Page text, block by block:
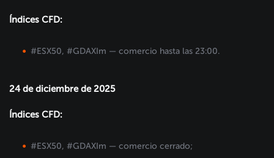
Índices CFD:
#ESX50, #GDAXIm — comercio hasta las 23:00.
24 de diciembre de 2025
Índices CFD:
#ESX50, #GDAXIm — comercio cerrado;